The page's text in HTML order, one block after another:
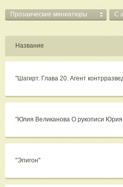
Прозаические миниатюры C
Название
"Шагирт. Глава 20. Агент
"Юлия Великанова О рукописи Юрия
"Эпигон"